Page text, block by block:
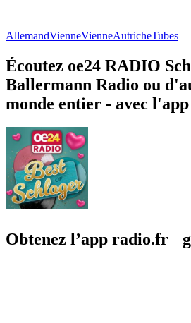
AllemandVienneVienneAutricheTubes
Écoutez oe24 RADIO
Ballermann Radio ou
monde entier - avec
Obtenez l’app radio.fr